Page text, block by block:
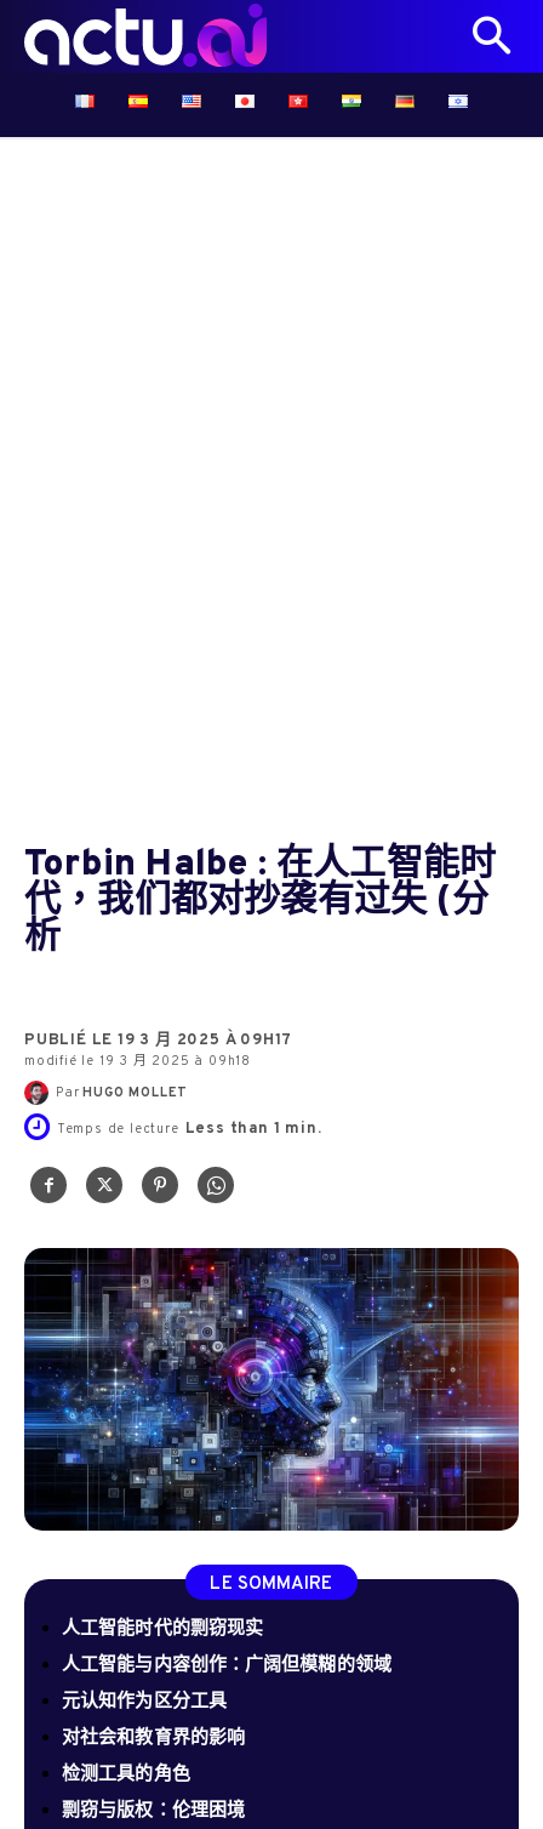
Torbin Halbe : 在人工智能时
代，我们都对抄袭有过失 (分
析
PUBLIÉ LE 19 3 月 2025 À 09H17
modifié le 19 3 月 2025 à 09h18
Par HUGO MOLLET
Temps de lecture Less than 1 min.
LE SOMMAIRE
人工智能时代的剽窃现实
人工智能与内容创作：广阔但模糊的领域
元认知作为区分工具
对社会和教育界的影响
检测工具的角色
剽窃与版权：伦理困境